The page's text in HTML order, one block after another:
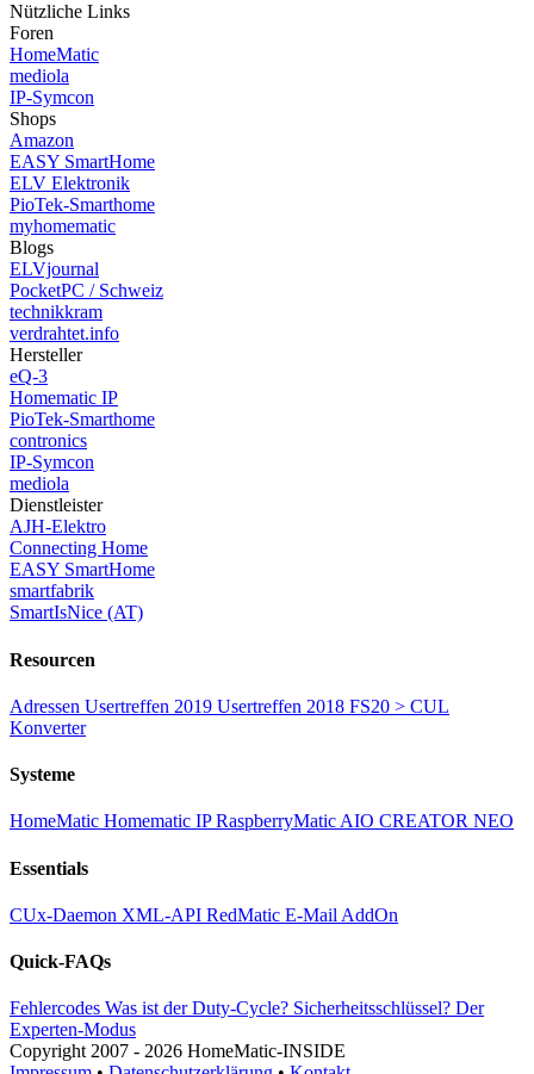
Nützliche Links
Foren
HomeMatic
mediola
IP-Symcon
Shops
Amazon
EASY SmartHome
ELV Elektronik
PioTek-Smarthome
myhomematic
Blogs
ELVjournal
PocketPC / Schweiz
technikkram
verdrahtet.info
Hersteller
eQ-3
Homematic IP
PioTek-Smarthome
contronics
IP-Symcon
mediola
Dienstleister
AJH-Elektro
Connecting Home
EASY SmartHome
smartfabrik
SmartIsNice (AT)
Resourcen
Adressen Usertreffen 2019 Usertreffen 2018 FS20 > CUL
Konverter
Systeme
HomeMatic Homematic IPRaspberryMatic AIO CREATOR NEO
Essentials
CUx-Daemon XML-API RedMatic E-Mail AddOn
Quick-FAQs
Fehlercodes Was ist der Duty-Cycle? Sicherheitsschlüssel? Der
Experten-Modus
Copyright 2007 - 2026 HomeMatic-INSIDE